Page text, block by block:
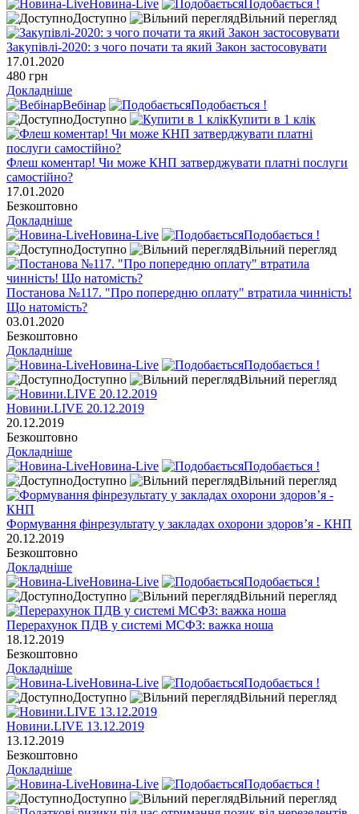
Новина-Live
Подобається !
Доступно
Вільний перегляд
Закупівлі-2020: з чого почати та який Закон застосовувати
17.01.2020
480 грн
Докладніше
Вебінар
Подобається !
Доступно
Купити в 1 клік
Флеш коментар! Чи може КНП затверджувати платні послуги
самостійно?
17.01.2020
Безкоштовно
Докладніше
Новина-Live
Подобається !
Доступно
Вільний перегляд
Постанова №117. "Про попередню оплату" втратила чинність!
Що натомість?
03.01.2020
Безкоштовно
Докладніше
Новина-Live
Подобається !
Доступно
Вільний перегляд
Новини.LIVE 20.12.2019
20.12.2019
Безкоштовно
Докладніше
Новина-Live
Подобається !
Доступно
Вільний перегляд
Формування фінрезультату у закладах охорони здоров’я - КНП
20.12.2019
Безкоштовно
Докладніше
Новина-Live
Подобається !
Доступно
Вільний перегляд
Перерахунок ПДВ у системі МСФЗ: важка ноша
18.12.2019
Безкоштовно
Докладніше
Новина-Live
Подобається !
Доступно
Вільний перегляд
Новини.LIVE 13.12.2019
13.12.2019
Безкоштовно
Докладніше
Новина-Live
Подобається !
Доступно
Вільний перегляд